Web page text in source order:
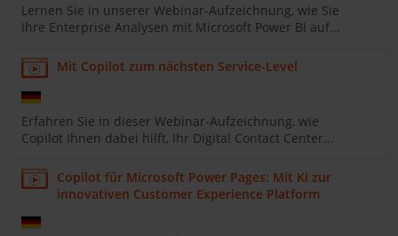
Lernen Sie in unserer Webinar-Aufzeichnung, wie Sie
Ihre Enterprise Analysen mit Microsoft Power BI auf...
Mit Copilot zum nächsten Service-Level
Erfahren Sie in dieser Webinar-Aufzeichnung, wie
Copilot Ihnen dabei hilft, Ihr Digital Contact Center...
Copilot für Microsoft Power Pages: Mit KI zur
innovativen Customer Experience Platform